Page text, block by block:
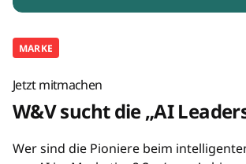
MARKE
Jetzt mitmachen
W&V sucht die „AI
Wer sind die Pioniere beim